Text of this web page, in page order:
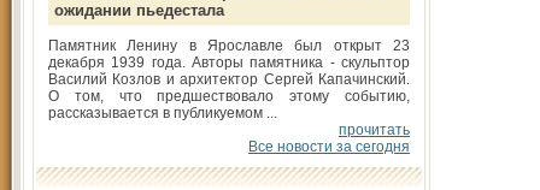
ожидании пьедестала
Памятник Ленину в Ярославле был открыт 23
декабря 1939 года. Авторы памятника - скульптор
Василий Козлов и архитектор Сергей Капачинский.
О том, что предшествовало этому событию,
рассказывается в публикуемом ...
прочитать
Все новости за сегодня